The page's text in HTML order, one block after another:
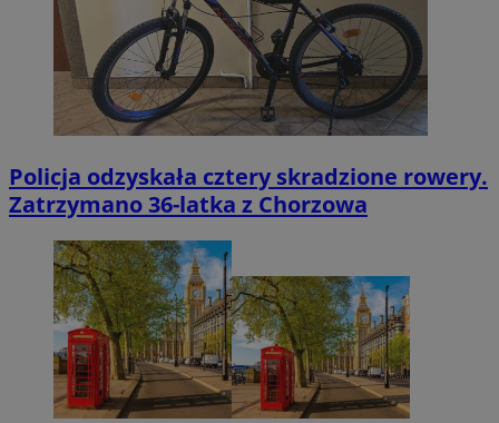
Policja odzyskała cztery skradzione rowery.
Zatrzymano 36-latka z Chorzowa